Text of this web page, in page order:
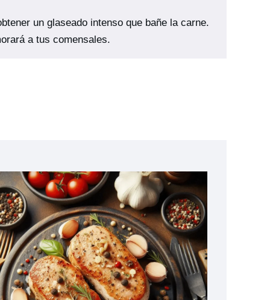
un glaseado intenso que bañe la carne.
a tus comensales.